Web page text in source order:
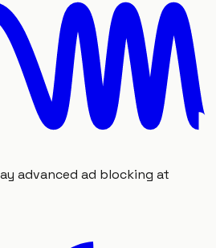
advanced ad blocking at